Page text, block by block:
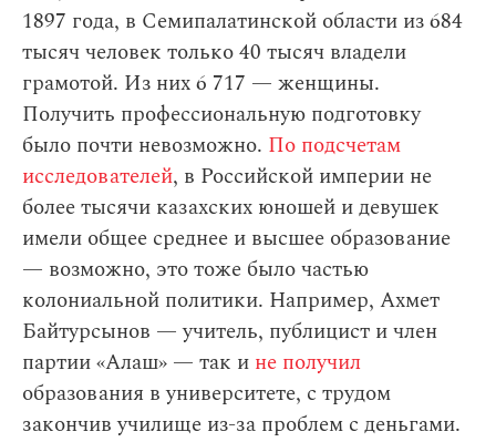
1897 года, в Семипалатинской области из 684
тысяч человек только 40 тысяч владели
грамотой. Из них 6 717 — женщины.
Получить профессиональную подготовку
было почти невозможно. По подсчетам
исследователей, в Российской империи не
более тысячи казахских юношей и девушек
имели общее среднее и высшее образование
— возможно, это тоже было частью
колониальной политики. Например, Ахмет
Байтурсынов — учитель, публицист и член
партии «Алаш» — так и не получил
образования в университете, с трудом
закончив училище из-за проблем с деньгами.